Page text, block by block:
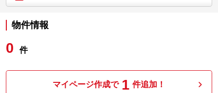
物件情報
0 件
マイページ作成で 1 件追加！